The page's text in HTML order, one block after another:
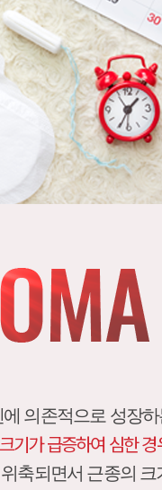
의존적으로 성장
기가 급증하여 심한
축되면서 근종의